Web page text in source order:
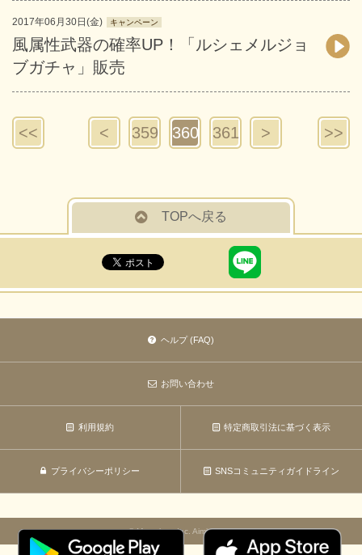
2017年06月30日(金) キャンペーン
風属性武器の確率UP！「ルシェメルジョ
ブガチャ」販売
<< < 359 360 361 > >>
TOPへ戻る
ヘルプ (FAQ)
お問い合わせ
利用規約 特定商取引法に基づく表示
プライバシーポリシー SNSコミュニティガイドライン
© Marvelous Inc. Aiming Inc.